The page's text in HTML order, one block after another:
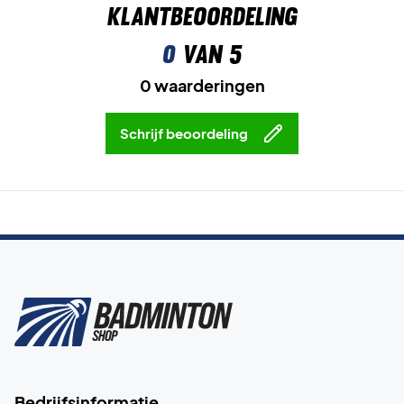
Klantbeoordeling
0van 5
0 waarderingen
Schrijf beoordeling